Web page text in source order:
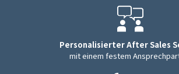
Personalisierter After Sales
mit einem festem